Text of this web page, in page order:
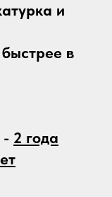
и
в
- 2 года